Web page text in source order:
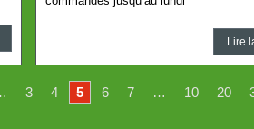
Lire
3 4 5 6 7 … 10 20